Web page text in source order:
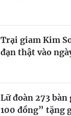
Trại giam Kim
đạn thật vào
Lữ đoàn 273
100 đồng” tặng